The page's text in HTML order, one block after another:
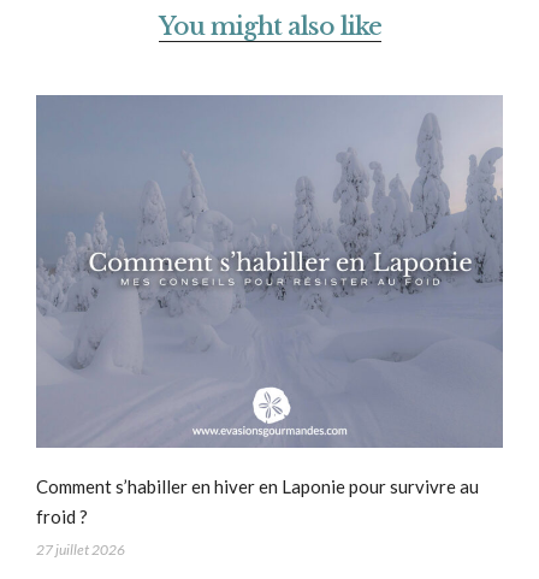
You might also like
Comment s’habiller en hiver en Laponie pour survivre au
froid ?
27 juillet 2026